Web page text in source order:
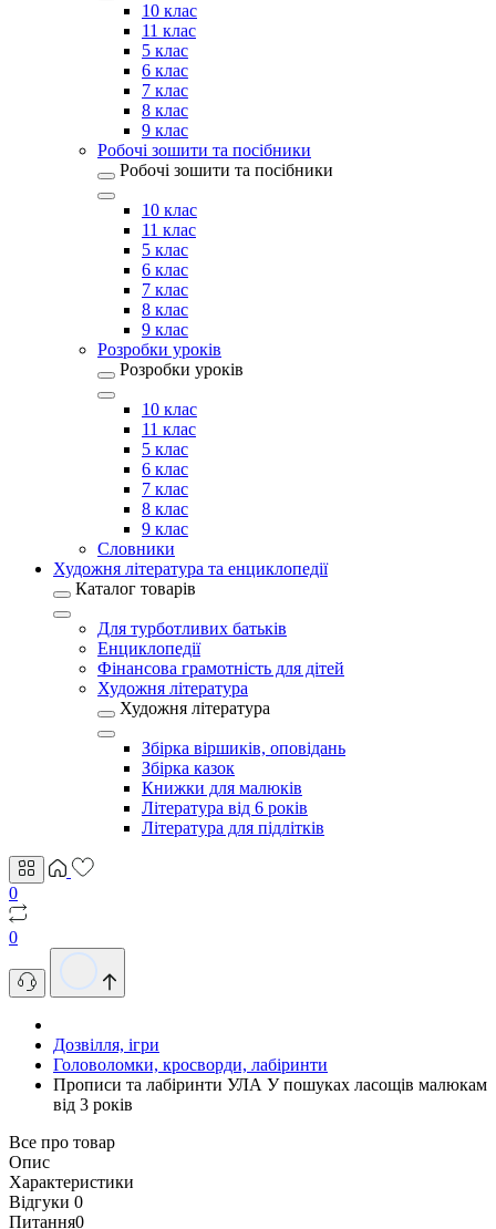
10 клас
11 клас
5 клас
6 клас
7 клас
8 клас
9 клас
Робочі зошити та посібники
Робочі зошити та посібники
10 клас
11 клас
5 клас
6 клас
7 клас
8 клас
9 клас
Розробки уроків
Розробки уроків
10 клас
11 клас
5 клас
6 клас
7 клас
8 клас
9 клас
Словники
Художня література та енциклопедії
Каталог товарів
Для турботливих батьків
Енциклопедії
Фінансова грамотність для дітей
Художня література
Художня література
Збірка віршиків, оповідань
Збірка казок
Книжки для малюків
Література від 6 років
Література для підлітків
0
0
Дозвілля, ігри
Головоломки, кросворди, лабіринти
Прописи та лабіринти УЛА У пошуках ласощів малюкам
від 3 років
Все про товар
Опис
Характеристики
Відгуки 0
Питання0